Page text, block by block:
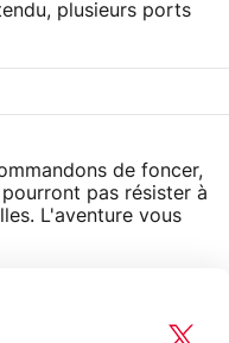
plusieurs ports
de foncer,
pas résister à
L'aventure vous